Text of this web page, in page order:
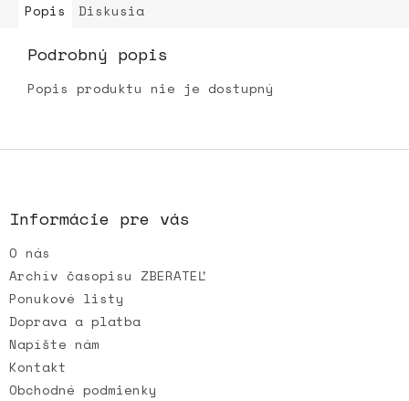
Popis Diskusia
Podrobný popis
Popis produktu nie je dostupný
Z
i
e
Informácie pre vás
O nás
Archív časopisu ZBERATEĽ
Ponukové listy
Doprava a platba
Napíšte nám
Kontakt
Obchodné podmienky